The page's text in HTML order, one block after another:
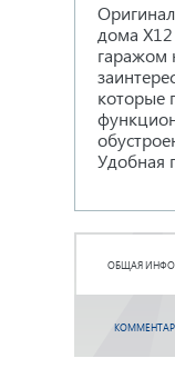
дома
гаражом
которые
Удобная
основные
ОБЩАЯ